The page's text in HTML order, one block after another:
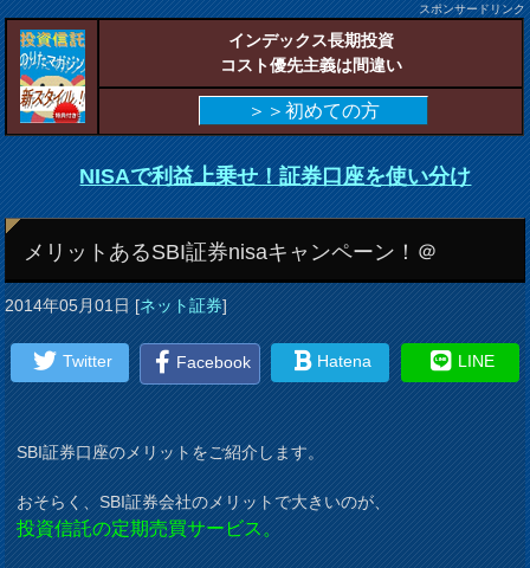
スポンサードリンク
インデックス長期投資
コスト優先主義は間違い
＞＞初めての方
NISAで利益上乗せ！証券口座を使い分け
メリットあるSBI証券nisaキャンペーン！＠
2014年05月01日[ネット証券]
Twitter Facebook Hatena LINE
SBI証券口座のメリットをご紹介します。
おそらく、SBI証券会社のメリットで大きいのが、
投資信託の定期売買サービス。